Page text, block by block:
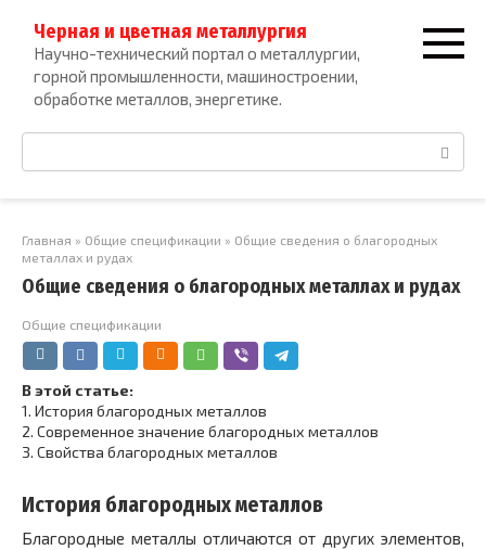
контенту
Черная и цветная металлургия
Научно-технический портал о металлургии,
горной промышленности, машиностроении,
обработке металлов, энергетике.
Поиск:
Главная » Общие спецификации » Общие сведения о благородных
металлах и рудах
Общие сведения о благородных металлах и рудах
Общие спецификации
В этой статье:
1. История благородных металлов
2. Современное значение благородных металлов
3. Свойства благородных металлов
История благородных металлов
Благородные металлы отличаются от других элементов,